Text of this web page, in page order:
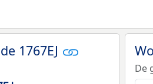
1767EJ
De